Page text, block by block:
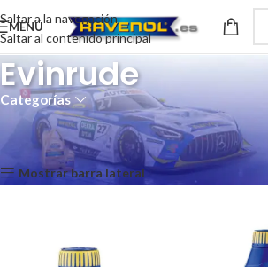
Saltar a la navegación
Saltar al contenido principal
MENÚ
Evinrude
Categorías
Recomendaciones del producto/ Evinrude
Mostrando los 7 resultados
Mostrar barra lateral